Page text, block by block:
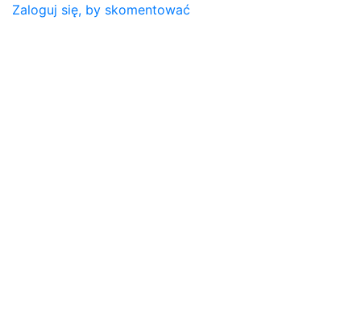
Zaloguj się, by skomentować